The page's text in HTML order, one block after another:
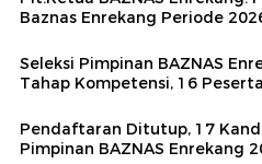
Baznas Enrekang Periode
Seleksi Pimpinan BAZNAS
Tahap Kompetensi, 16
Pendaftaran Ditutup, 17
Pimpinan BAZNAS Enrekang